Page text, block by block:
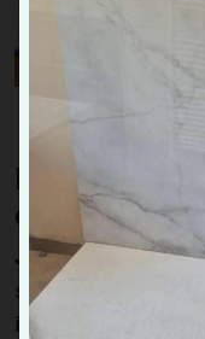
Ramonage
cheminées
JD Chauffage
systèmes :
poêles
inserts, cheminées